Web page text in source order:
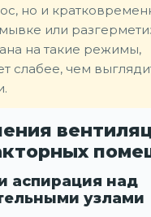
но и
или
на такие режимы,
слабее, чем
аспирация над
узлами